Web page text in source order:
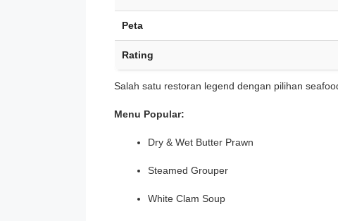
Peta
Rating
Salah satu restoran legend dengan pilihan
Menu Popular:
Dry & Wet Butter Prawn
Steamed Grouper
White Clam Soup